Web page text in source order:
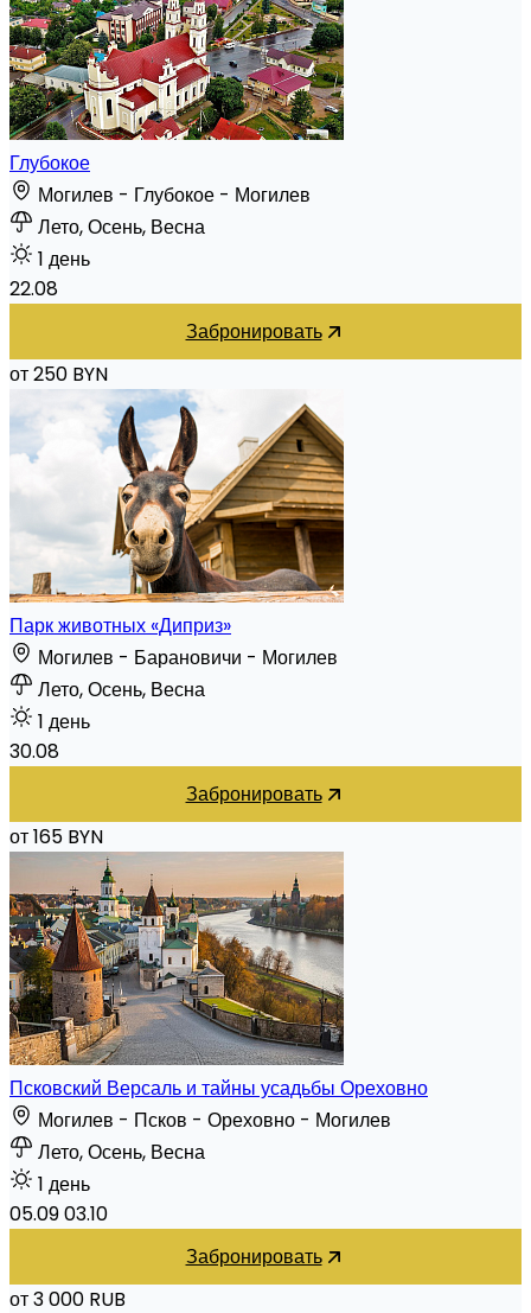
Глубокое
Могилев - Глубокое - Могилев
Лето, Осень, Весна
1 день
22.08
Забронировать
от 250 BYN
Парк животных «Диприз»
Могилев - Барановичи - Могилев
Лето, Осень, Весна
1 день
30.08
Забронировать
от 165 BYN
Псковский Версаль и тайны усадьбы Ореховно
Могилев - Псков - Ореховно - Могилев
Лето, Осень, Весна
1 день
05.0903.10
Забронировать
от 3 000 RUB